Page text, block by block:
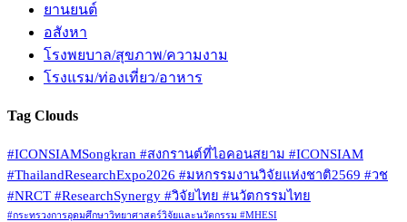
ยานยนต์
อสังหา
โรงพยบาล/สุขภาพ/ความงาม
โรงแรม/ท่องเที่ยว/อาหาร
Tag Clouds
#ICONSIAMSongkran #สงกรานต์ที่ไอคอนสยาม #ICONSIAM
#ThailandResearchExpo2026 #มหกรรมงานวิจัยแห่งชาติ2569 #วช
#NRCT #ResearchSynergy #วิจัยไทย #นวัตกรรมไทย
#กระทรวงการอุดมศึกษาวิทยาศาสตร์วิจัยและนวัตกรรม #MHESI